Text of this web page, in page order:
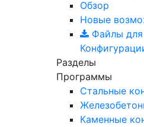
Обзор
Новые
Файлы для
Разделы
Программы
Стальные
Каменные